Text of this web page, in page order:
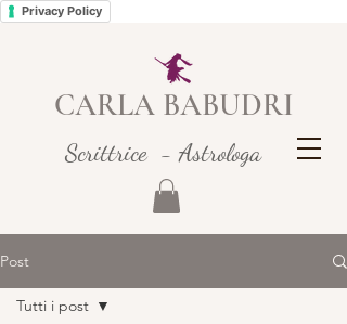
Privacy Policy
CARLA BABUDRI
Scrittrice - Astrologa
Post
Tutti i post